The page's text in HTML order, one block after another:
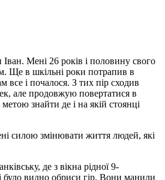
Мені 26 років і половину свого
Ще в шкільні роки потрапив в
все і почалося. З тих пір сходив
але продовжую повертатися в
знайти де і на якій стоянці
силою змінювати життя людей, які
де з вікна рідної 9-
було видно обриси гір. Вони манили